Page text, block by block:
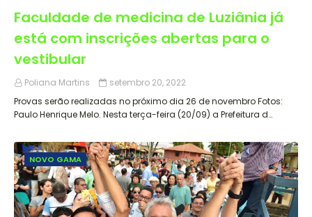
Faculdade de medicina de Luziânia já
está com inscrições abertas para o
vestibular
Poliana Martins
setembro 20, 2022
Provas serão realizadas no próximo dia 26 de novembro Fotos:
Paulo Henrique Melo. Nesta terça-feira (20/09) a Prefeitura d…
NOVO GAMA